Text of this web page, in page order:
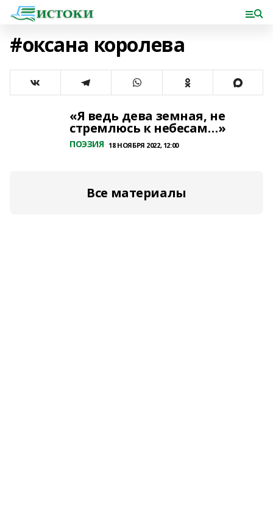
#оксана королева
«Я ведь дева земная, не
стремлюсь к небесам…»
ПОЭЗИЯ 18 НОЯБРЯ 2022, 12:00
Все материалы